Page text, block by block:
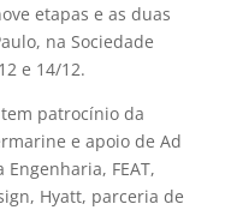
etapas e as duas
na Sociedade
e 14/12.
patrocínio da
e apoio de Ad
FEAT,
Hyatt, parceria de